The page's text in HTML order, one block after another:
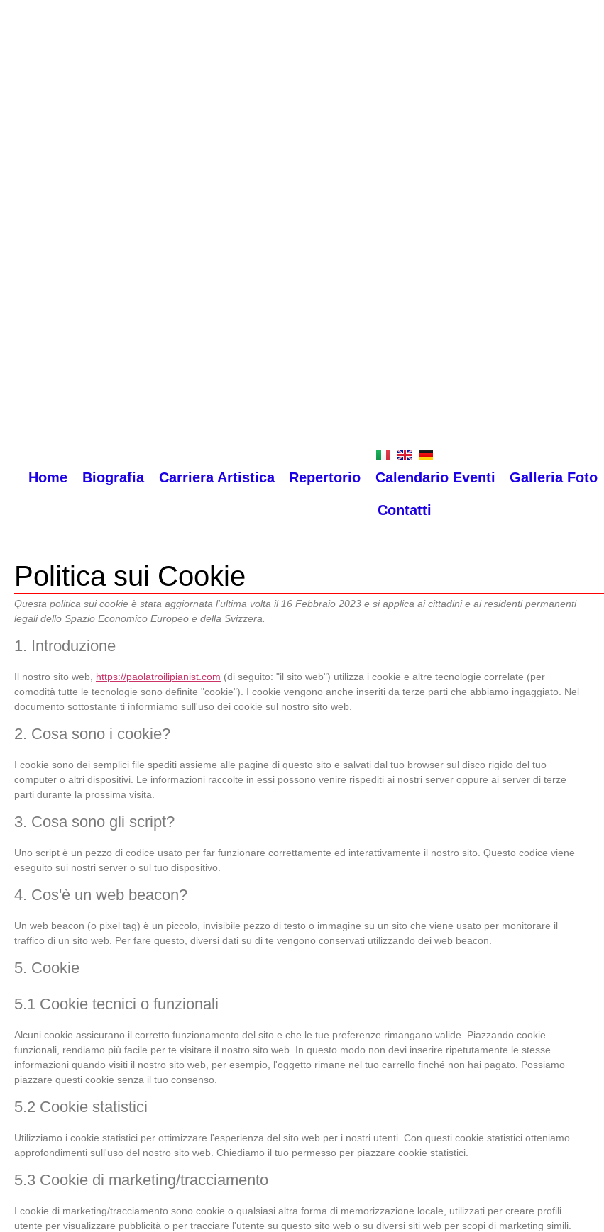
Home Biografia Carriera Artistica Repertorio Calendario Eventi Galleria Foto
Contatti
Politica sui Cookie
Questa politica sui cookie è stata aggiornata l'ultima volta il 16 Febbraio 2023 e si applica ai cittadini e ai residenti permanenti
legali dello Spazio Economico Europeo e della Svizzera.
1. Introduzione
Il nostro sito web, https://paolatroilipianist.com (di seguito: "il sito web") utilizza i cookie e altre tecnologie correlate (per
comodità tutte le tecnologie sono definite "cookie"). I cookie vengono anche inseriti da terze parti che abbiamo ingaggiato. Nel
documento sottostante ti informiamo sull'uso dei cookie sul nostro sito web.
2. Cosa sono i cookie?
I cookie sono dei semplici file spediti assieme alle pagine di questo sito e salvati dal tuo browser sul disco rigido del tuo
computer o altri dispositivi. Le informazioni raccolte in essi possono venire rispediti ai nostri server oppure ai server di terze
parti durante la prossima visita.
3. Cosa sono gli script?
Uno script è un pezzo di codice usato per far funzionare correttamente ed interattivamente il nostro sito. Questo codice viene
eseguito sui nostri server o sul tuo dispositivo.
4. Cos'è un web beacon?
Un web beacon (o pixel tag) è un piccolo, invisibile pezzo di testo o immagine su un sito che viene usato per monitorare il
traffico di un sito web. Per fare questo, diversi dati su di te vengono conservati utilizzando dei web beacon.
5. Cookie
5.1 Cookie tecnici o funzionali
Alcuni cookie assicurano il corretto funzionamento del sito e che le tue preferenze rimangano valide. Piazzando cookie
funzionali, rendiamo più facile per te visitare il nostro sito web. In questo modo non devi inserire ripetutamente le stesse
informazioni quando visiti il nostro sito web, per esempio, l'oggetto rimane nel tuo carrello finché non hai pagato. Possiamo
piazzare questi cookie senza il tuo consenso.
5.2 Cookie statistici
Utilizziamo i cookie statistici per ottimizzare l'esperienza del sito web per i nostri utenti. Con questi cookie statistici otteniamo
approfondimenti sull'uso del nostro sito web. Chiediamo il tuo permesso per piazzare cookie statistici.
5.3 Cookie di marketing/tracciamento
I cookie di marketing/tracciamento sono cookie o qualsiasi altra forma di memorizzazione locale, utilizzati per creare profili
utente per visualizzare pubblicità o per tracciare l'utente su questo sito web o su diversi siti web per scopi di marketing simili.